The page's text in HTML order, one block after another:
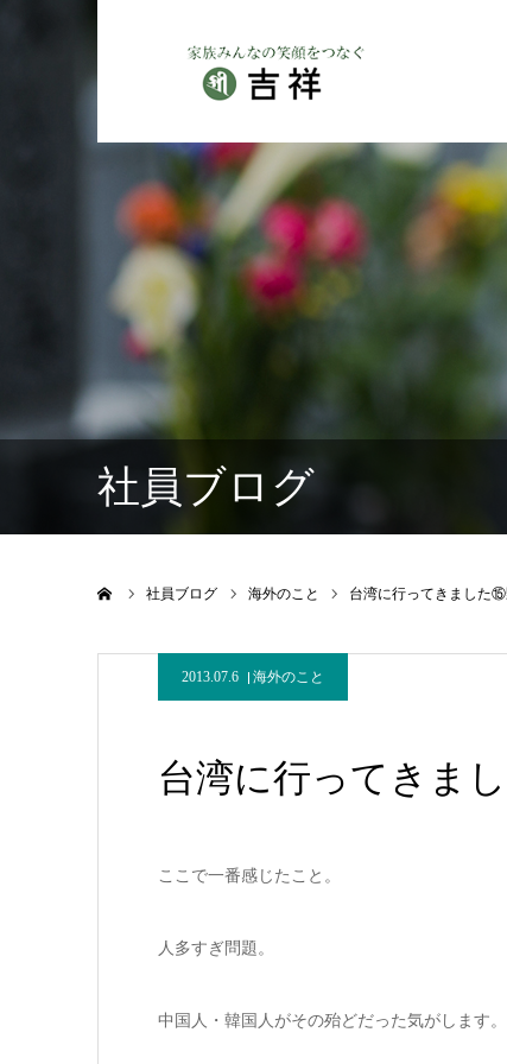
社員ブログ
社員ブログ 海外のこと 台湾に行ってきました
2013.07.6 海外のこと
台湾に行ってきま
ここで一番感じたこと。
人多すぎ問題。
中国人・韓国人がその殆どだった気がします。